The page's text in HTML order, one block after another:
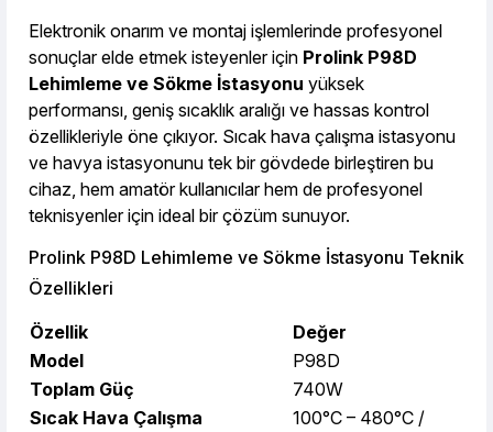
747,48 TL den başlayan taksitlerle! x 9 %2 İndirim
Elektronik onarım ve montaj işlemlerinde profesyonel
sonuçlar elde etmek isteyenler için Prolink P98D
Lehimleme ve Sökme İstasyonu yüksek
performansı, geniş sıcaklık aralığı ve hassas kontrol
özellikleriyle öne çıkıyor. Sıcak hava çalışma istasyonu
ve havya istasyonunu tek bir gövdede birleştiren bu
cihaz, hem amatör kullanıcılar hem de profesyonel
teknisyenler için ideal bir çözüm sunuyor.
Prolink P98D Lehimleme ve Sökme İstasyonu Teknik
Özellikleri
Özellik
Değer
Model
P98D
Toplam Güç
740W
Sıcak Hava Çalışma
100°C – 480°C /